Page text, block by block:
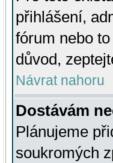
přihlášení,
fórum nebo
důvod,
Návrat nahoru
Dostávám
Plánujeme
soukromých